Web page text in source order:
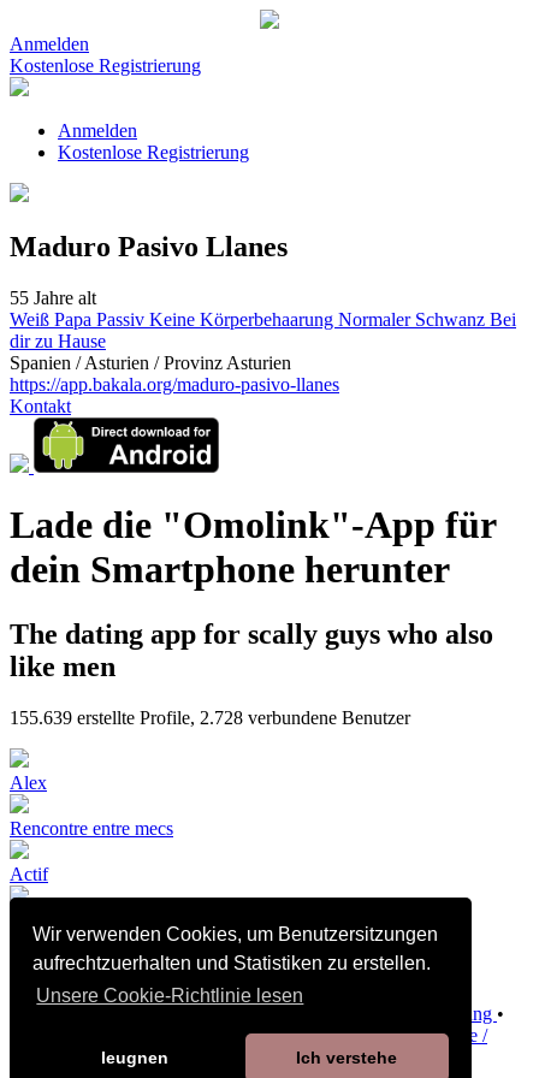
Wir verwenden Cookies, um Benutzersitzungen
aufrechtzuerhalten und Statistiken zu erstellen.
Unsere Cookie-Richtlinie lesen
leugnen Ich verstehe
Anmelden
Kostenlose Registrierung
Anmelden
Kostenlose Registrierung
Maduro Pasivo Llanes
55 Jahre alt
Weiß Papa Passiv Keine Körperbehaarung Normaler Schwanz Bei
dir zu Hause
Spanien / Asturien / Provinz Asturien
https://app.bakala.org/maduro-pasivo-llanes
Kontakt
Lade die "Omolink"-App für
dein Smartphone herunter
The dating app for scally guys who also
like men
155.639 erstellte Profile, 2.728 verbundene Benutzer
Alex
Rencontre entre mecs
Actif
🇩🇿🔝BI
Datenschutzerklärung •
Richtlinie zur Kindersicherheit•Hilfe /